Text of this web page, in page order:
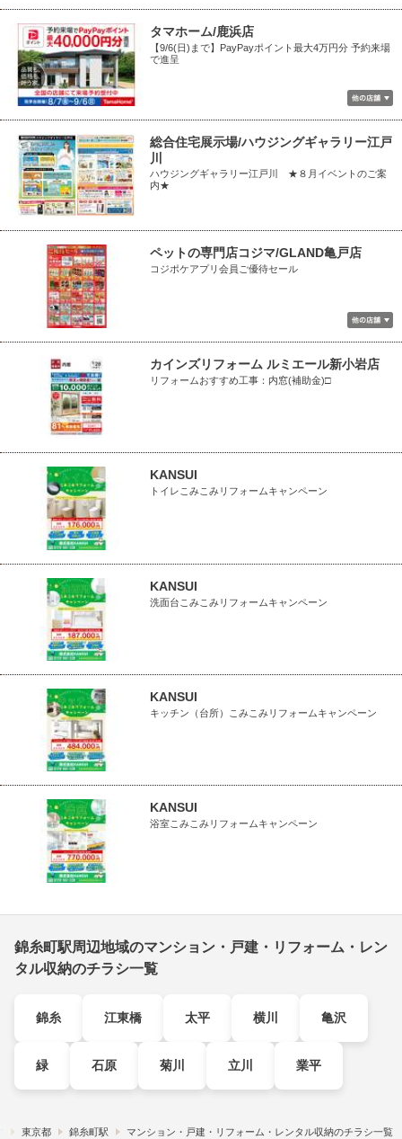
タマホーム/鹿浜店
【9/6(日)まで】PayPayポイント最大4万円分 予約来場
で進呈
総合住宅展示場/ハウジングギャラリー江戸
川
ハウジングギャラリー江戸川 ★８月イベントのご案
内★
ペットの専門店コジマ/GLAND亀戸店
コジポケアプリ会員ご優待セール
カインズリフォーム ルミエール新小岩店
リフォームおすすめ工事：内窓(補助金)□
KANSUI
トイレこみこみリフォームキャンペーン
KANSUI
洗面台こみこみリフォームキャンペーン
KANSUI
キッチン（台所）こみこみリフォームキャンペーン
KANSUI
浴室こみこみリフォームキャンペーン
錦糸町駅周辺地域のマンション・戸建・リフォーム・レン
タル収納のチラシ一覧
錦糸 江東橋 太平 横川 亀沢
緑 石原 菊川 立川 業平
東京都 錦糸町駅 マンション・戸建・リフォーム・レンタル収納のチラシ一覧